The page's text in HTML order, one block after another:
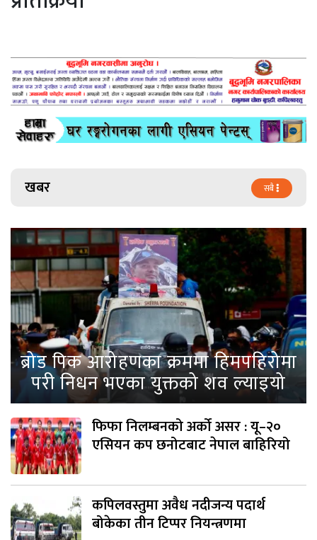
खबर सबै
ब्रोड पिक आरोहणका क्रममा हिमपहिरोमा
परी निधन भएका युक्तको शव ल्याइयो
फिफा निलम्बनको अर्को असर : यू–२०
एसियन कप छनोटबाट नेपाल बाहिरियो
कपिलवस्तुमा अवैध नदीजन्य पदार्थ
बोकेका तीन टिप्पर नियन्त्रणमा